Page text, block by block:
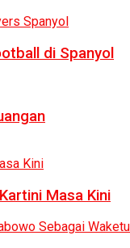
di Spanyol
Masa Kini